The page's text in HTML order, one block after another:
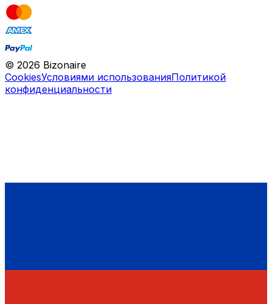
© 2026 Bizonaire
CookiesУсловиями использованияПолитикой
конфиденциальности